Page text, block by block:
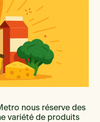
nous réserve des
variété de produits